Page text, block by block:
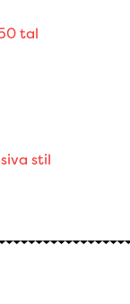
tal
stil